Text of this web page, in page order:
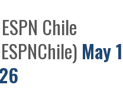
Chile
May